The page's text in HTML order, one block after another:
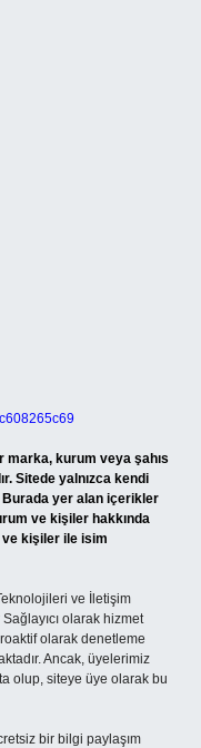
marka, kurum veya şahıs
Sitede yalnızca kendi
Burada yer alan içerikler
ve kişiler hakkında
ve kişiler ile isim
ve İletişim
olarak hizmet
olarak denetleme
Ancak, üyelerimiz
olup, siteye üye olarak bu
bir bilgi paylaşım